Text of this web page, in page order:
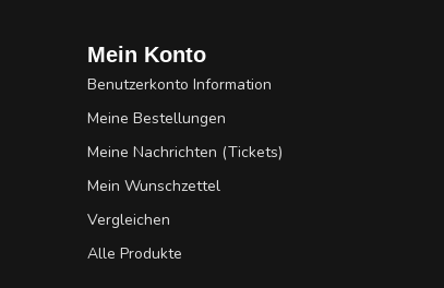
Mein Konto
Benutzerkonto Information
Meine Bestellungen
Meine Nachrichten (Tickets)
Mein Wunschzettel
Vergleichen
Alle Produkte